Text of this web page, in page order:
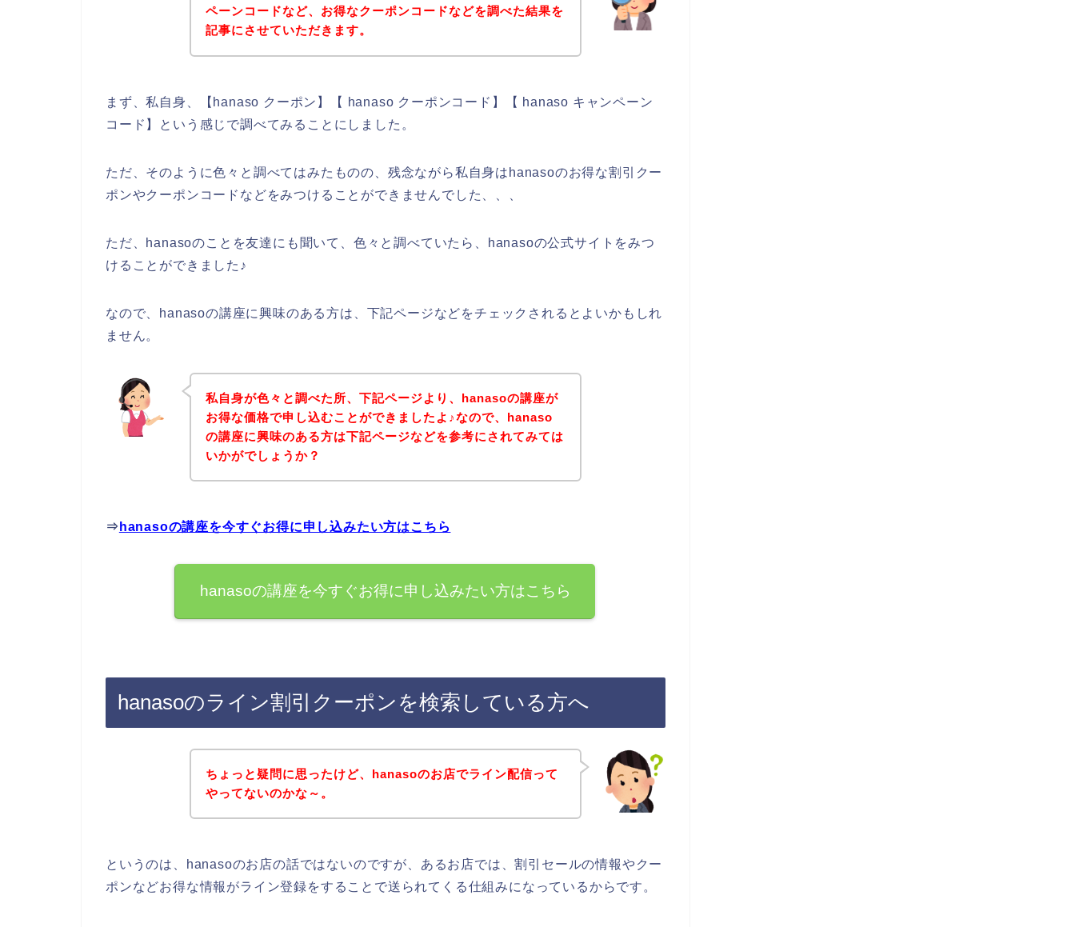
ペーンコードなど、お得なクーポンコードなどを調べた結果を
記事にさせていただきます。
まず、私自身、【hanaso クーポン】【 hanaso クーポンコード】【 hanaso キャンペーン
コード】という感じで調べてみることにしました。
ただ、そのように色々と調べてはみたものの、残念ながら私自身はhanasoのお得な割引クー
ポンやクーポンコードなどをみつけることができませんでした、、、
ただ、hanasoのことを友達にも聞いて、色々と調べていたら、hanasoの公式サイトをみつ
けることができました♪
なので、hanasoの講座に興味のある方は、下記ページなどをチェックされるとよいかもしれ
ません。
私自身が色々と調べた所、下記ページより、hanasoの講座が
お得な価格で申し込むことができましたよ♪なので、hanaso
の講座に興味のある方は下記ページなどを参考にされてみては
いかがでしょうか？
⇒ hanasoの講座を今すぐお得に申し込みたい方はこちら
hanasoの講座を今すぐお得に申し込みたい方はこちら
hanasoのライン割引クーポンを検索している方へ
ちょっと疑問に思ったけど、hanasoのお店でライン配信って
やってないのかな～。
というのは、hanasoのお店の話ではないのですが、あるお店では、割引セールの情報やクー
ポンなどお得な情報がライン登録をすることで送られてくる仕組みになっているからです。